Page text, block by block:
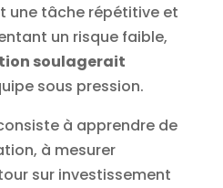
une tâche répétitive et
un risque faible,
soulagerait
sous pression.
à apprendre de
à mesurer
sur investissement